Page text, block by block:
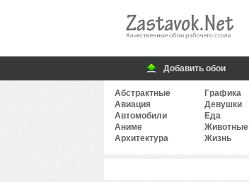
Добавить обои
Абстрактные
Авиация
Автомобили
Аниме
Архитектура
Графика
Девушки
Еда
Животные
Жизнь